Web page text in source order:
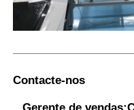
Contacte-nos
Gerente de vendas: